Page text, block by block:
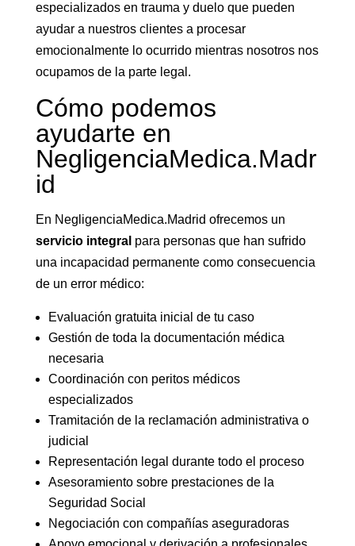
especializados en trauma y duelo que pueden
ayudar a nuestros clientes a procesar
emocionalmente lo ocurrido mientras nosotros nos
ocupamos de la parte legal.
Cómo podemos
ayudarte en
NegligenciaMedica.Madr
id
En NegligenciaMedica.Madrid ofrecemos un
servicio integral para personas que han sufrido
una incapacidad permanente como consecuencia
de un error médico:
Evaluación gratuita inicial de tu caso
Gestión de toda la documentación médica
necesaria
Coordinación con peritos médicos
especializados
Tramitación de la reclamación administrativa o
judicial
Representación legal durante todo el proceso
Asesoramiento sobre prestaciones de la
Seguridad Social
Negociación con compañías aseguradoras